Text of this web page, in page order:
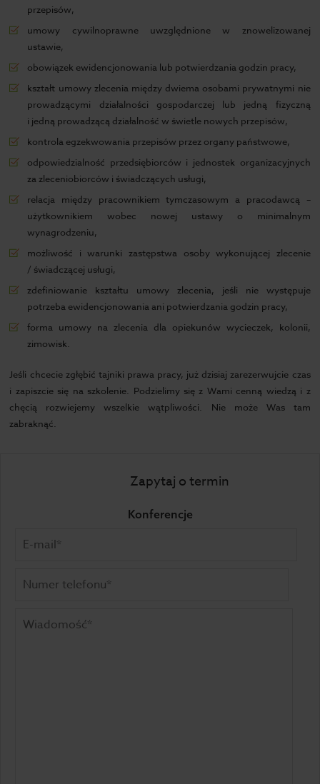
przepisów,
umowy cywilnoprawne uwzględnione w znowelizowanej
ustawie,
obowiązek ewidencjonowania lub potwierdzania godzin pracy,
kształt umowy zlecenia między dwiema osobami prywatnymi nie
prowadzącymi działalności gospodarczej lub jedną fizyczną
i jedną prowadzącą działalność w świetle nowych przepisów,
kontrola egzekwowania przepisów przez organy państwowe,
odpowiedzialność przedsiębiorców i jednostek organizacyjnych
za zleceniobiorców i świadczących usługi,
relacja między pracownikiem tymczasowym a pracodawcą –
użytkownikiem wobec nowej ustawy o minimalnym
wynagrodzeniu,
możliwość i warunki zastępstwa osoby wykonującej zlecenie
/ świadczącej usługi,
zdefiniowanie kształtu umowy zlecenia, jeśli nie występuje
potrzeba ewidencjonowania ani potwierdzania godzin pracy,
forma umowy na zlecenia dla opiekunów wycieczek, kolonii,
zimowisk.
Jeśli chcecie zgłębić tajniki prawa pracy, już dzisiaj zarezerwujcie czas
i zapiszcie się na szkolenie. Podzielimy się z Wami cenną wiedzą i z
chęcią rozwiejemy wszelkie wątpliwości. Nie może Was tam
zabraknąć.
Zapytaj o termin
Konferencje